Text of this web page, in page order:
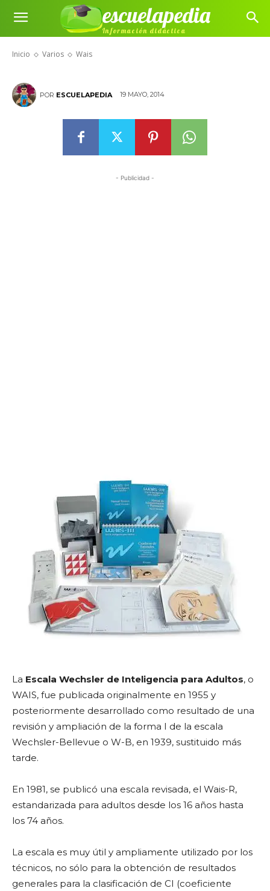
escuelapedia
Información didáctica
Inicio Varios Wais
Wais
POR ESCUELAPEDIA 19 MAYO, 2014
- Publicidad -
La Escala Wechsler de Inteligencia para Adultos, o
WAIS, fue publicada originalmente en 1955 y
posteriormente desarrollado como resultado de una
revisión y ampliación de la forma I de la escala
Wechsler-Bellevue o W-B, en 1939, sustituido más
tarde.
En 1981, se publicó una escala revisada, el Wais-R,
estandarizada para adultos desde los 16 años hasta
los 74 años.
La escala es muy útil y ampliamente utilizado por los
técnicos, no sólo para la obtención de resultados
generales para la clasificación de CI (coeficiente